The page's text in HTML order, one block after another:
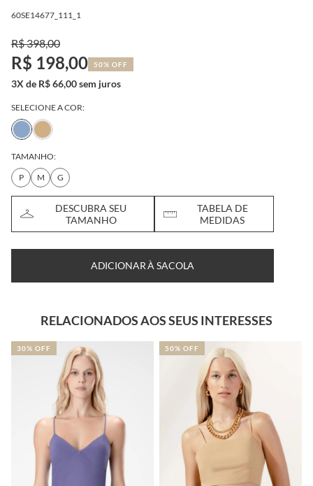
60SE14677_111_1
R$ 398,00
R$ 198,00 50% OFF
3X de R$ 66,00 sem juros
SELECIONE A COR:
TAMANHO:
P
M G
DESCUBRA SEU
TAMANHO
TABELA DE
MEDIDAS
ADICIONAR À SACOLA
RELACIONADOS AOS SEUS INTERESSES
30% OFF 50% OFF